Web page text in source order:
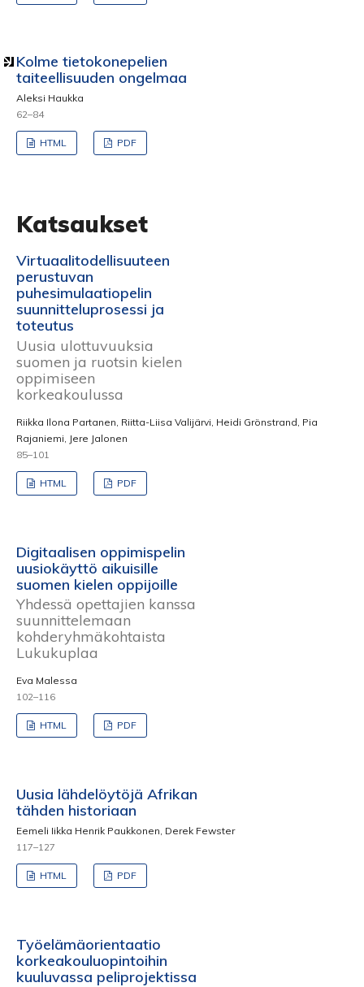
Kolme tietokonepelien
taiteellisuuden ongelmaa
Aleksi Haukka
62–84
HTML PDF
Katsaukset
Virtuaalitodellisuuteen
perustuvan
puhesimulaatiopelin
suunnitteluprosessi ja
toteutus
Uusia ulottuvuuksia
suomen ja ruotsin kielen
oppimiseen
korkeakoulussa
Riikka Ilona Partanen, Riitta-Liisa Valijärvi, Heidi Grönstrand, Pia
Rajaniemi, Jere Jalonen
85–101
HTML PDF
Digitaalisen oppimispelin
uusiokäyttö aikuisille
suomen kielen oppijoille
Yhdessä opettajien kanssa
suunnittelemaan
kohderyhmäkohtaista
Lukukuplaa
Eva Malessa
102–116
HTML PDF
Uusia lähdelöytöjä Afrikan
tähden historiaan
Eemeli Iikka Henrik Paukkonen, Derek Fewster
117–127
HTML PDF
Työelämäorientaatio
korkeakouluopintoihin
kuuluvassa peliprojektissa